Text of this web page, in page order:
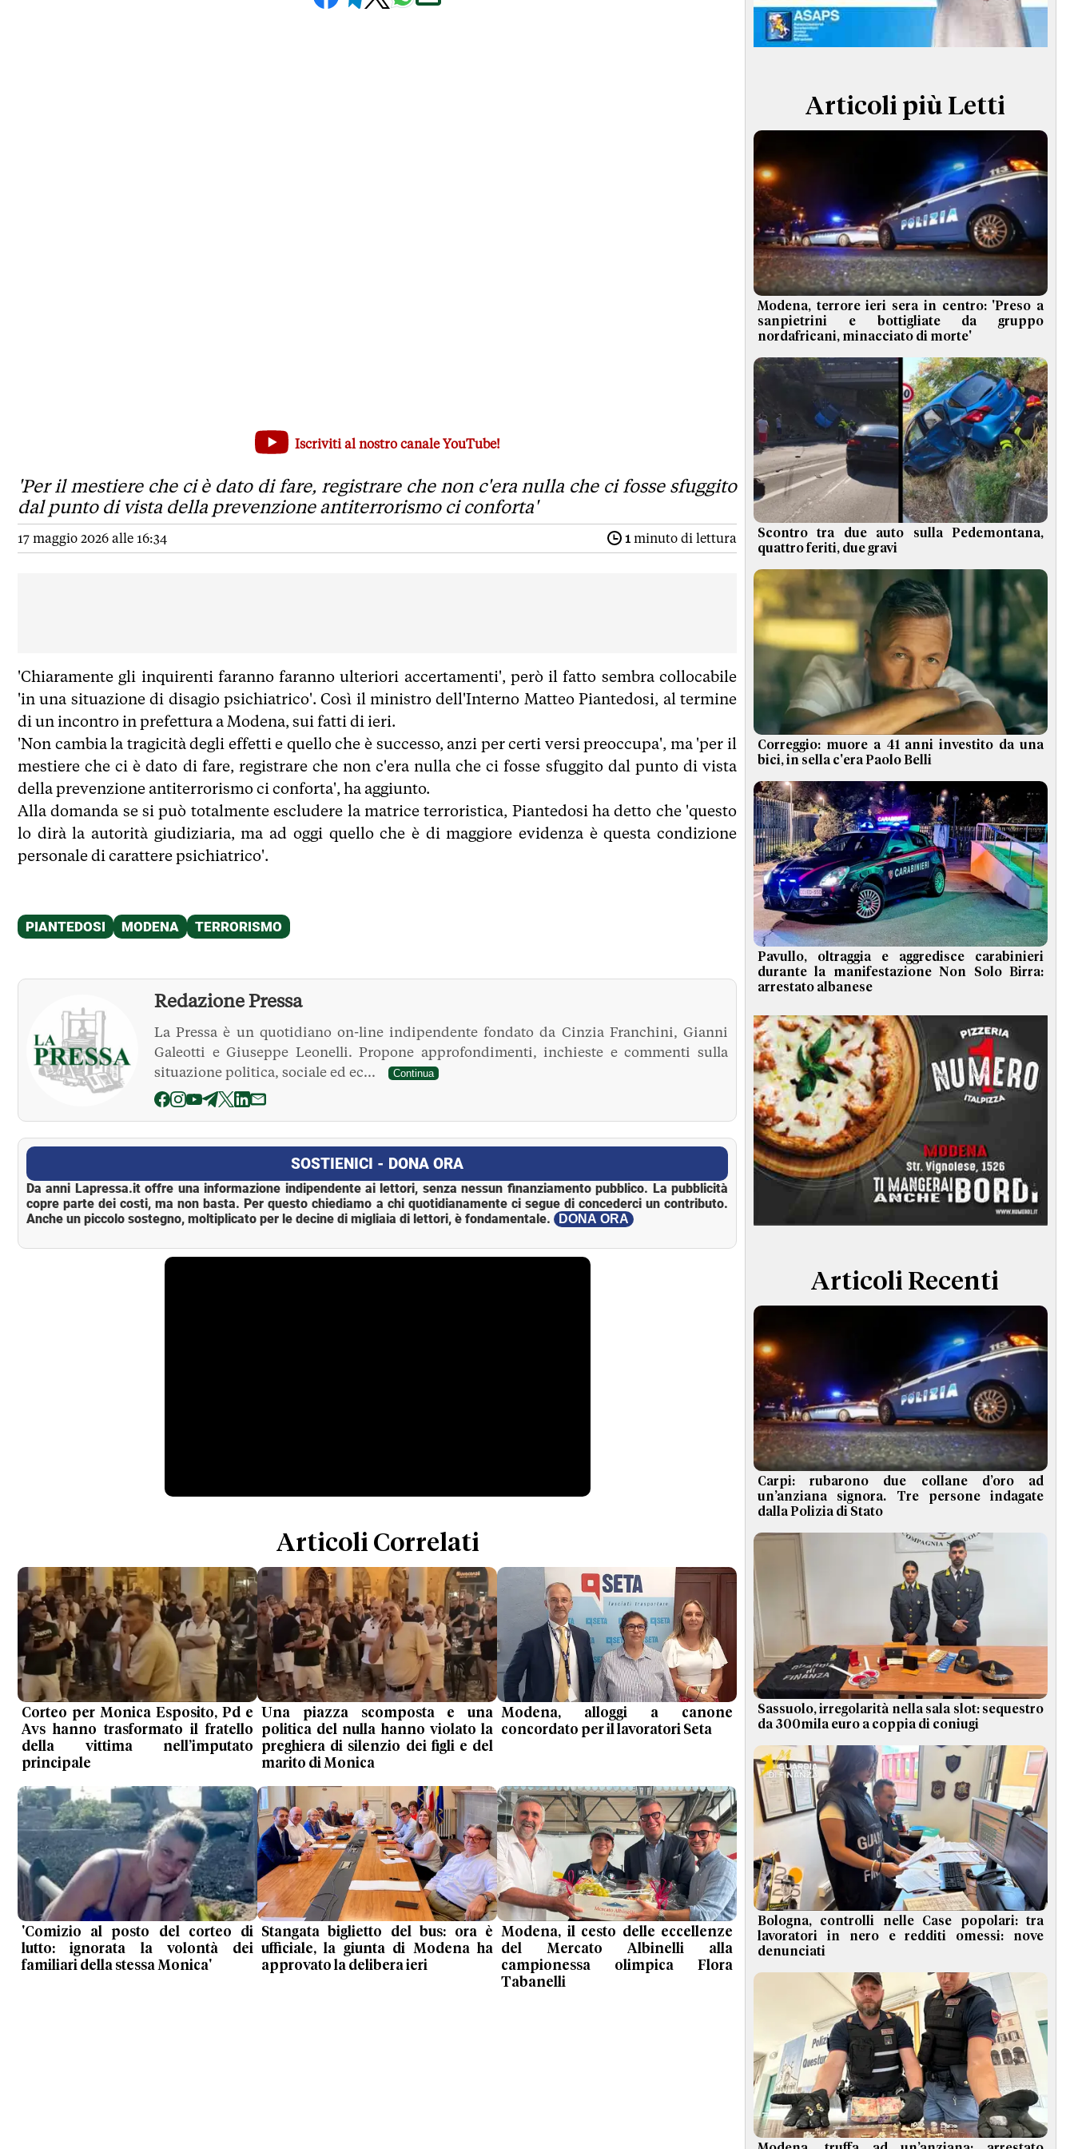
TERMINI e CONDIZIONI
Orrore di Modena, Piantedosi: 'Nulla ci è sfuggito nella prevenzione antiterrorismo: fatto legato a disagio psichiatrico'
'Per il mestiere che ci è dato di fare, registrare che non c'era nulla che ci fosse sfuggito dal punto di vista della prevenzione antiterrorismo ci conforta'
Iscriviti al nostro canale YouTube!
'Per il mestiere che ci è dato di fare, registrare che non c'era nulla che ci fosse sfuggito
dal punto di vista della prevenzione antiterrorismo ci conforta'
17 maggio 2026 alle 16:34 1 minuto di lettura
'Chiaramente gli inquirenti faranno faranno ulteriori accertamenti', però il fatto sembra collocabile
'in una situazione di disagio psichiatrico'. Così il ministro dell'Interno Matteo Piantedosi, al termine
di un incontro in prefettura a Modena, sui fatti di ieri.
'Non cambia la tragicità degli effetti e quello che è successo, anzi per certi versi preoccupa', ma 'per il
mestiere che ci è dato di fare, registrare che non c'era nulla che ci fosse sfuggito dal punto di vista
della prevenzione antiterrorismo ci conforta', ha aggiunto.
Alla domanda se si può totalmente escludere la matrice terroristica, Piantedosi ha detto che 'questo
lo dirà la autorità giudiziaria, ma ad oggi quello che è di maggiore evidenza è questa condizione
personale di carattere psichiatrico'.
Redazione Pressa
La Pressa è un quotidiano on-line indipendente fondato da Cinzia Franchini, Gianni
Galeotti e Giuseppe Leonelli. Propone approfondimenti, inchieste e commenti sulla
situazione politica, sociale ed ec...
Continua
La Pressa
SOSTIENICI - DONA ORA
Da anni Lapressa.it offre una informazione indipendente ai lettori, senza nessun finanziamento pubblico. La pubblicità
copre parte dei costi, ma non basta. Per questo chiediamo a chi quotidianamente ci segue di concederci un contributo.
Anche un piccolo sostegno, moltiplicato per le decine di migliaia di lettori, è fondamentale.
DONA ORA
Articoli Correlati
Corteo per Monica Esposito, Pd e
Avs hanno trasformato il fratello
della vittima nell’imputato
principale
Una piazza scomposta e una
politica del nulla hanno violato la
preghiera di silenzio dei figli e del
marito di Monica
Modena, alloggi a canone
concordato per il lavoratori Seta
'Comizio al posto del corteo di
lutto: ignorata la volontà dei
familiari della stessa Monica'
Stangata biglietto del bus: ora è
ufficiale, la giunta di Modena ha
approvato la delibera ieri
Modena, il cesto delle eccellenze
del Mercato Albinelli alla
campionessa olimpica Flora
Tabanelli
Articoli più Letti
Modena, terrore ieri sera in centro: 'Preso a
sanpietrini e bottigliate da gruppo
nordafricani, minacciato di morte'
Scontro tra due auto sulla Pedemontana,
quattro feriti, due gravi
Correggio: muore a 41 anni investito da una
bici, in sella c'era Paolo Belli
Pavullo, oltraggia e aggredisce carabinieri
durante la manifestazione Non Solo Birra:
arrestato albanese
Articoli Recenti
Carpi: rubarono due collane d’oro ad
un’anziana signora. Tre persone indagate
dalla Polizia di Stato
Sassuolo, irregolarità nella sala slot: sequestro
da 300mila euro a coppia di coniugi
Bologna, controlli nelle Case popolari: tra
lavoratori in nero e redditi omessi: nove
denunciati